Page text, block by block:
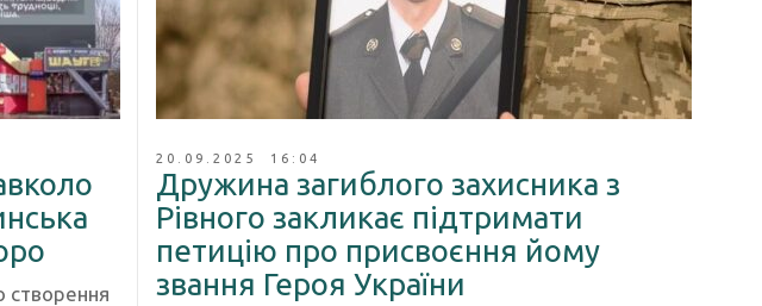
створення
20.09.2025 16:04
Дружина загиблого захисника з
Рівного закликає підтримати
петицію про присвоєння йому
звання Героя України